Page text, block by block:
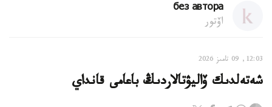
без автора
اۆتور
12:03, 09 تامىز 2026
شەتەلدىك ۆاليۋتالاردىڭ باعامى قانداي